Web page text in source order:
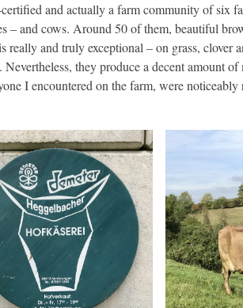
and actually a farm community of six
– and cows. Around 50 of them, beautiful
really and truly exceptional – on grass, clover
they produce a decent amount
I encountered on the farm, were